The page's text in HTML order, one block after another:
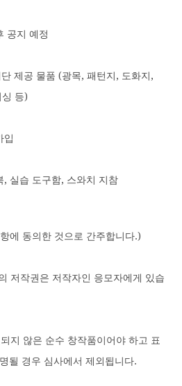
공지 예정
제공 물품 (광목, 패턴지, 도화지,
등)
입
실습 도구함, 스와치 지참
에 동의한 것으로 간주합니다.)
저작권은 저작자인 응모자에게 있습
지 않은 순수 창작품이어야 하고 표
될 경우 심사에서 제외됩니다.